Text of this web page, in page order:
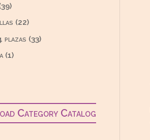
3939
productos
2222
productos
plazas 3333
11
Category Catalog